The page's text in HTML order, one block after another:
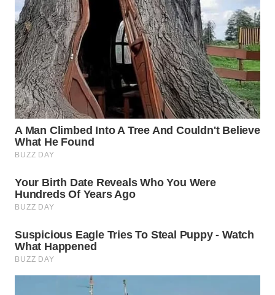
WN
SUMEDANG
WN
CIANJUR
WN
KEPULAUAN
SERIBU
WN
WN
WN
CIREBON